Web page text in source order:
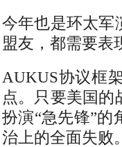
今年也是环太军
盟友，都需要表
AUKUS协议框
点。只要美国的
扮演“急先锋”的
治上的全面失败。